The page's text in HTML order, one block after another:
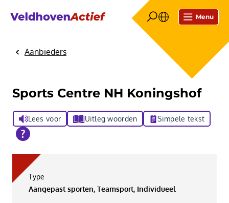
Menu
HomeAanbieders
Sports Centre NH Koningshof
Lees voor Uitleg woorden Simpele tekst
Type
Aangepast sporten, Teamsport, Individueel